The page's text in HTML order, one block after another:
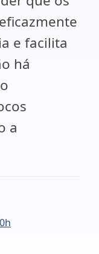
e facilita
há
a